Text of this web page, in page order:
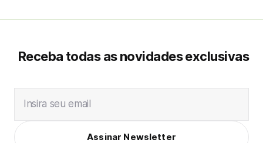
Receba todas as novidades exclusivas
Insira seu email
Assinar Newsletter